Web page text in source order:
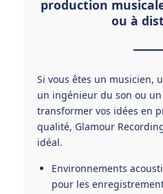
production
ou à
Si vous êtes un musicien,
un ingénieur du son ou
transformer vos idées en
qualité, Glamour
idéal.
Environnements
pour les